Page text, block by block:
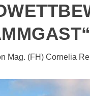
Mag. (FH) Cornelia